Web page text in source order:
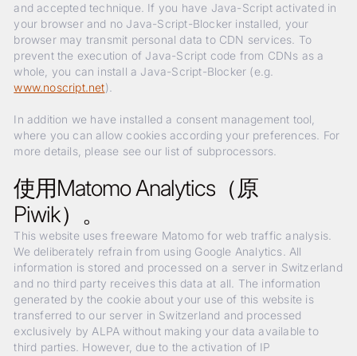
and accepted technique. If you have Java-Script activated in
your browser and no Java-Script-Blocker installed, your
browser may transmit personal data to CDN services. To
prevent the execution of Java-Script code from CDNs as a
whole, you can install a Java-Script-Blocker (e.g.
www.noscript.net).
In addition we have installed a consent management tool,
where you can allow cookies according your preferences. For
more details, please see our list of subprocessors.
使用Matomo Analytics（原
Piwik）。
This website uses freeware Matomo for web traffic analysis.
We deliberately refrain from using Google Analytics. All
information is stored and processed on a server in Switzerland
and no third party receives this data at all. The information
generated by the cookie about your use of this website is
transferred to our server in Switzerland and processed
exclusively by ALPA without making your data available to
third parties. However, due to the activation of IP